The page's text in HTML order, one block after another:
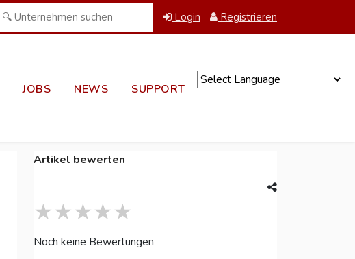
Login Registrieren
JOBS NEWS SUPPORT
Artikel bewerten
Noch keine Bewertungen